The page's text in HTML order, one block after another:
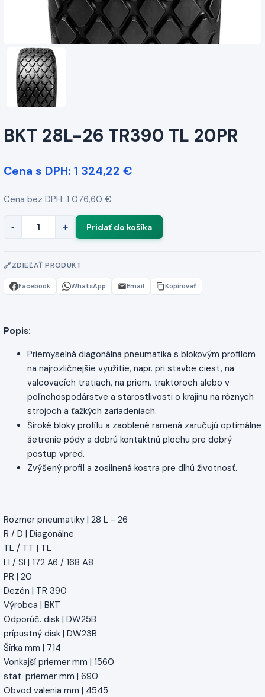
BKT 28L-26 TR390 TL 20PR
Cena s DPH: 1 324,22 €
Cena bez DPH: 1 076,60 €
- +
ZDIEĽAŤ PRODUKT
Facebook WhatsApp Email Kopírovať
Popis:
Priemyselná diagonálna pneumatika s blokovým profilom
na najrozličnejšie využitie, napr. pri stavbe ciest, na
valcovacích tratiach, na priem. traktoroch alebo v
poľnohospodárstve a starostlivosti o krajinu na rôznych
strojoch a ťažkých zariadeniach.
Široké bloky profilu a zaoblené ramená zaručujú optimálne
šetrenie pôdy a dobrú kontaktnú plochu pre dobrý
postup vpred.
Zvýšený profil a zosilnená kostra pre dlhú životnosť.
Rozmer pneumatiky | 28 L - 26
R / D | Diagonálne
TL / TT | TL
LI / SI | 172 A6 / 168 A8
PR | 20
Dezén | TR 390
Výrobca | BKT
Odporúč. disk | DW25B
prípustný disk | DW23B
Šírka mm | 714
Vonkajší priemer mm | 1560
stat. priemer mm | 690
Obvod valenia mm | 4545